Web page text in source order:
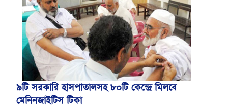
৯টি সরকারি হাসপাতালসহ ৮০টি কেন্দ্রে মিলবে
মেনিনজাইটিস টিকা